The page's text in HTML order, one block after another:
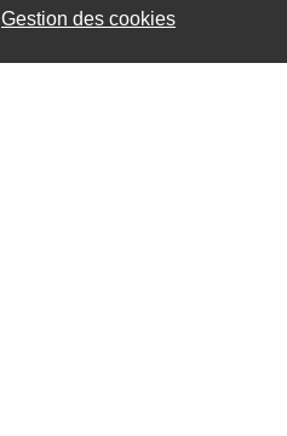
Gestion des cookies